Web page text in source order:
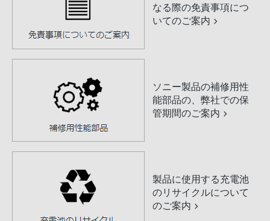
なる際の免責事項につ
いてのご案内
ソニー製品の補修用性
能部品の、弊社での保
管期間のご案内
製品に使用する充電池
のリサイクルについて
のご案内